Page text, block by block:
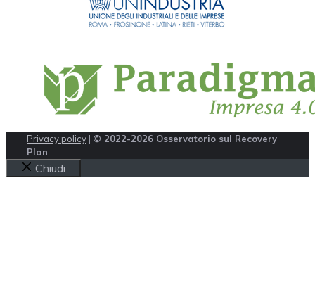
Privacy policy | © 2022-2026 Osservatorio sul Recovery
Plan
Chiudi